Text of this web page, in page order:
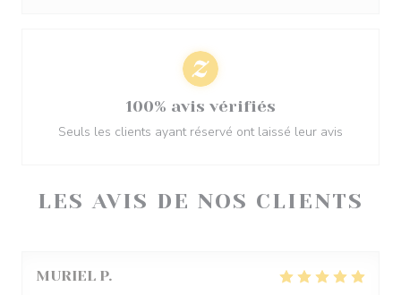
LES AVIS DE NOS CLIENTS
MURIEL P
100% avis vérifiés
Seuls les clients ayant réservé ont laissé leur avis